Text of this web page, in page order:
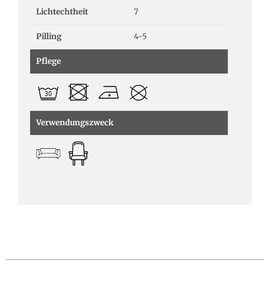
Lichtechtheit 7
Pilling 4-5
Pflege
Verwendungszweck